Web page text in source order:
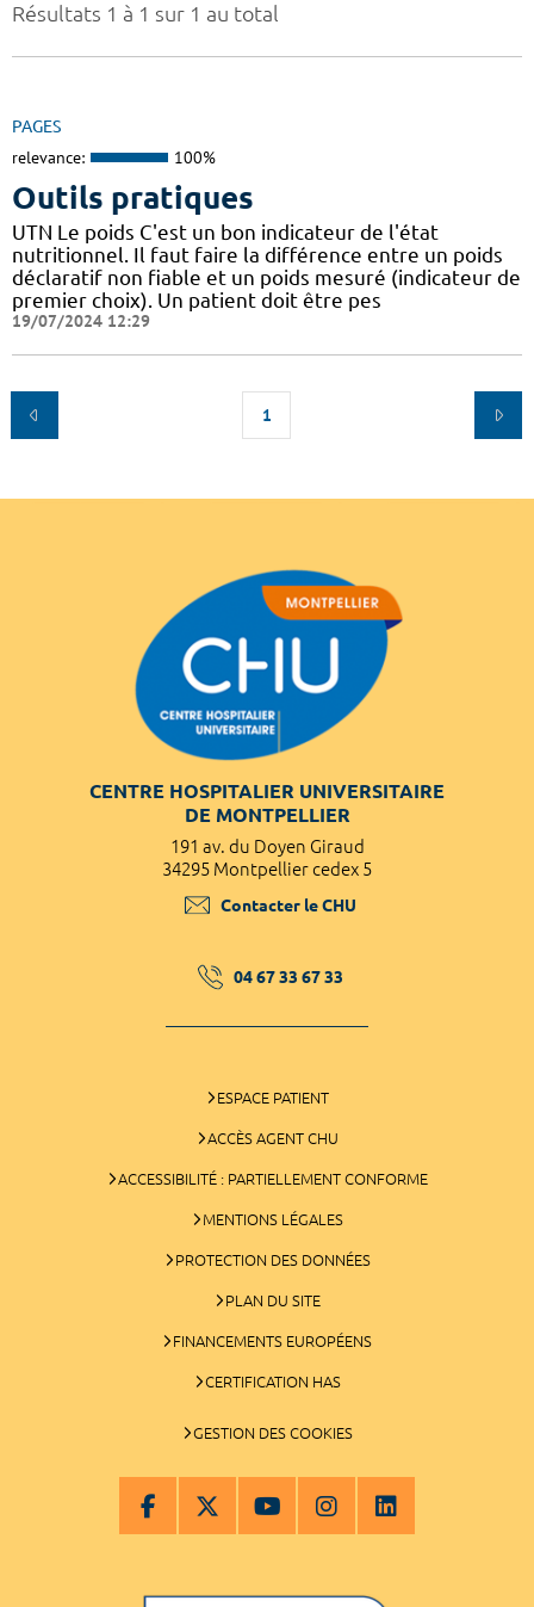
Résultats 1 à 1 sur 1 au total
PAGES
relevance: 100%
Outils pratiques
UTN Le poids C'est un bon indicateur de l'état
nutritionnel. Il faut faire la différence entre un poids
déclaratif non fiable et un poids mesuré (indicateur de
premier choix). Un patient doit être pes
19/07/2024 12:29
1
CENTRE HOSPITALIER UNIVERSITAIRE
DE MONTPELLIER
191 av. du Doyen Giraud
34295 Montpellier cedex 5
Contacter le CHU
04 67 33 67 33
ESPACE PATIENT
ACCÈS AGENT CHU
ACCESSIBILITÉ : PARTIELLEMENT CONFORME
MENTIONS LÉGALES
PROTECTION DES DONNÉES
PLAN DU SITE
FINANCEMENTS EUROPÉENS
CERTIFICATION HAS
GESTION DES COOKIES